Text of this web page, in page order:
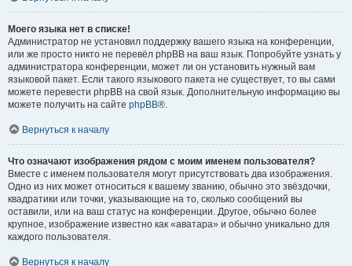
Моего языка нет в списке!
Администратор не установил поддержку вашего языка на конференции,
или же просто никто не перевёл phpBB на ваш язык. Попробуйте узнать у
администратора конференции, может ли он установить нужный вам
языковой пакет. Если такого языкового пакета не существует, то вы сами
можете перевести phpBB на свой язык. Дополнительную информацию вы
можете получить на сайте phpBB®.
Вернуться к началу
Что означают изображения рядом с моим именем пользователя?
Вместе с именем пользователя могут присутствовать два изображения.
Одно из них может относиться к вашему званию, обычно это звёздочки,
квадратики или точки, указывающие на то, сколько сообщений вы
оставили, или на ваш статус на конференции. Другое, обычно более
крупное, изображение известно как «аватара» и обычно уникально для
каждого пользователя.
Вернуться к началу